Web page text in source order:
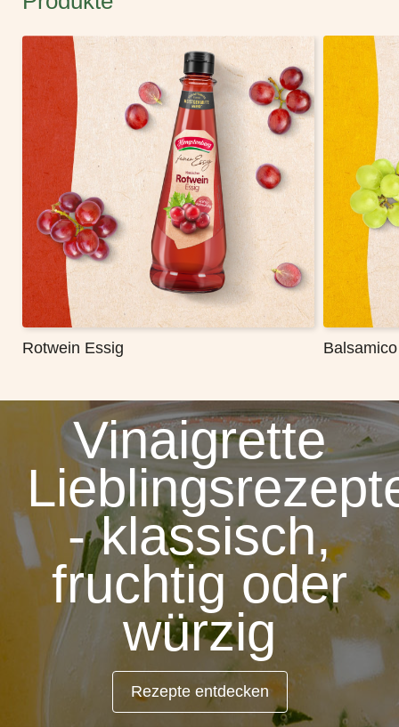
Rotwein Essig
Vinaigrette
- klassisch,
fruchtig oder
würzig
Rezepte entdecken